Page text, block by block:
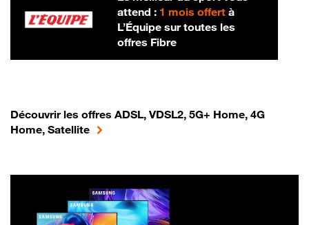
attend : 1 mois offertà
L’Équipe sur toutes les
offres Fibre
Découvrir les offres ADSL, VDSL2, 5G+ Home, 4G
Home, Satellite